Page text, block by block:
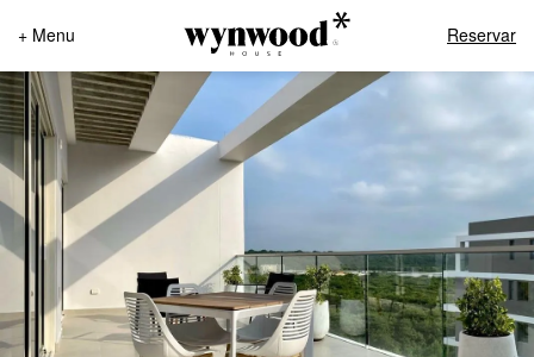
+ Menu Reservar